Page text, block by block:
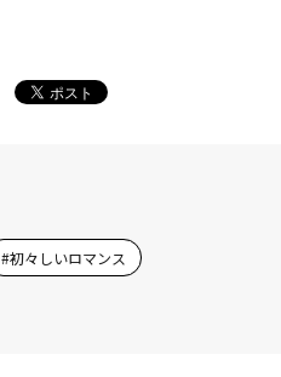
#初々しいロマンス